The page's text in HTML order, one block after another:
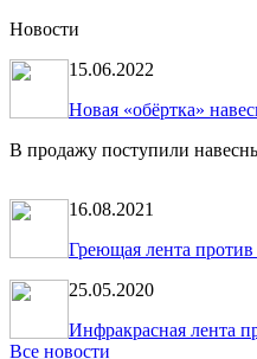
Новости
15.06.2022
Новая «обёртка»
В продажу поступили
16.08.2021
Греющая лента против
25.05.2020
Инфракрасная лента
Все новости